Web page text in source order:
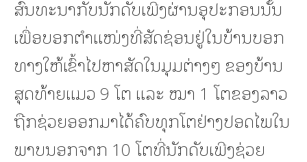
ສົນທະນາກັບນັກດັບເພີງຜ່ານອຸປະກອນນັ້ນ
ເພື່ອບອກຕຳແໜ່ງທີ່ສັດຊ່ອນຢູ່ໃນບ້ານບອກ
ທາງໃຫ້ເຂົ້າໄປຫາສັດໃນມຸມຕ່າງໆ ຂອງບ້ານ
ສຸດທ້າຍແມວ 9 ໂຕ ແລະ ໝາ 1 ໂຕຂອງລາວ
ຖືກຊ່ວຍອອກມາໄດ້ຄົບທຸກໂຕຢ່າງປອດໄພໃນ
ພາບນອກຈາກ 10 ໂຕທີ່ນັກດັບເພີງຊ່ວຍ